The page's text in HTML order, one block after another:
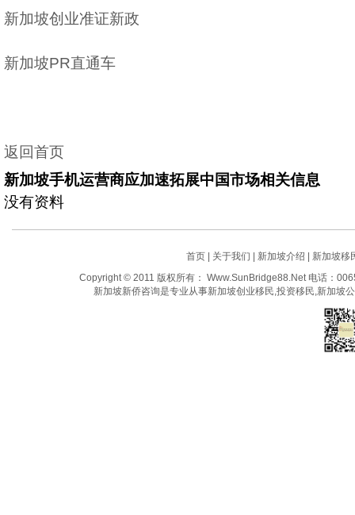
新加坡创业准证新政
新加坡PR直通车
返回首页
新加坡手机运营商应加速拓展中国市场相关信息
没有资料
首页| 关于我们 新加坡介绍
新加坡移
Copyright © 2011 版权所有： Www.SunBridge88.Net 电话：
新加坡新侨咨询是专业从事新加坡创业移民,投资移民,新加坡